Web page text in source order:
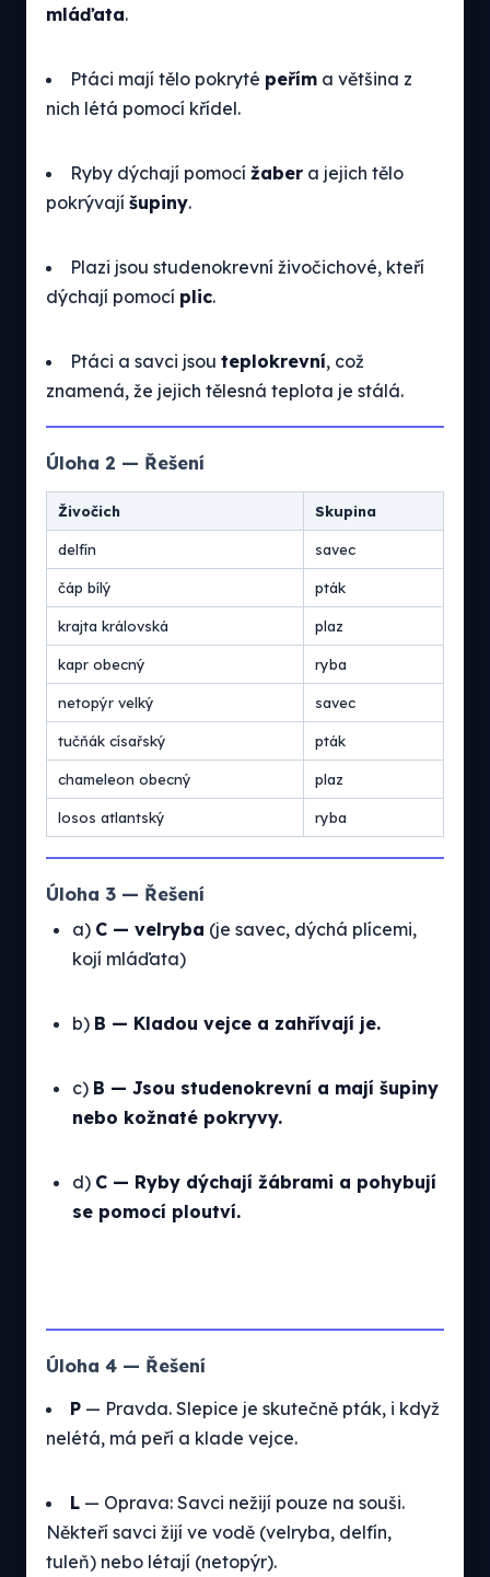
mláďata.
Ptáci mají tělo pokryté peřím a většina z
nich létá pomocí křídel.
Ryby dýchají pomocí žaber a jejich tělo
pokrývají šupiny.
Plazi jsou studenokrevní živočichové, kteří
dýchají pomocí plic.
Ptáci a savci jsou teplokrevní, což
znamená, že jejich tělesná teplota je stálá.
Úloha 2 — Řešení
Živočich Skupina
delfín savec
čáp bílý pták
krajta královská plaz
kapr obecný ryba
netopýr velký savec
tučňák císařský pták
chameleon obecný plaz
losos atlantský ryba
Úloha 3 — Řešení
a) C — velryba (je savec, dýchá plícemi,
kojí mláďata)
b) B — Kladou vejce a zahřívají je.
c) B — Jsou studenokrevní a mají šupiny
nebo kožnaté pokryvy.
d) C — Ryby dýchají žábrami a pohybují
se pomocí ploutví.
Úloha 4 — Řešení
P — Pravda. Slepice je skutečně pták, i když
nelétá, má peří a klade vejce.
L — Oprava: Savci nežijí pouze na souši.
Někteří savci žijí ve vodě (velryba, delfín,
tuleň) nebo létají (netopýr).